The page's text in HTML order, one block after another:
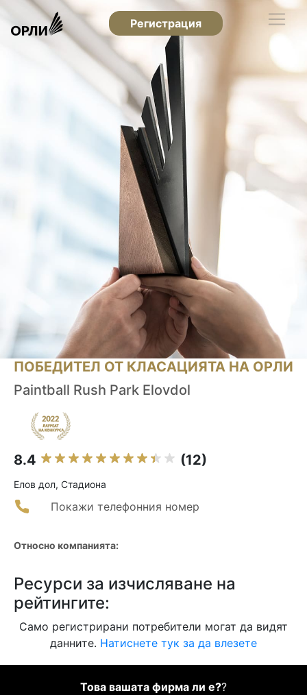
Регистрация
ПОБЕДИТЕЛ ОТ КЛАСАЦИЯТА НА ОРЛИ
Paintball Rush Park Elovdol
8.4 (12)
Елов дол, Стадиона
Покажи телефонния номер
Относно компанията:
Ресурси за изчисляване на
рейтингите:
Само регистрирани потребители могат да видят
данните. Натиснете тук за да влезете
Това вашата фирма ли е??